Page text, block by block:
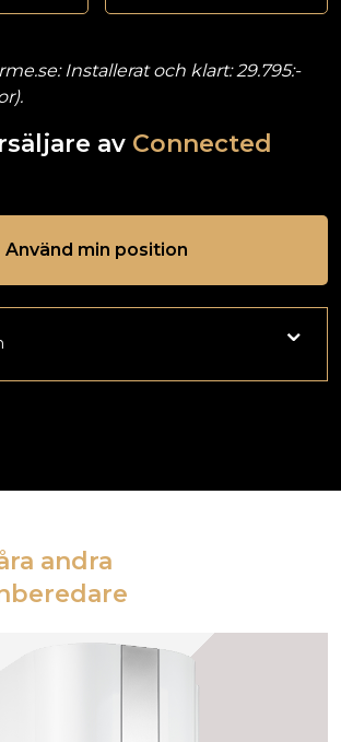
Installerat och klart: 29.795:-
av Connected
Använd min position
andra